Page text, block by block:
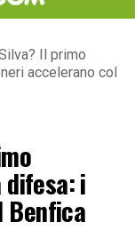
Il primo
accelerano col
i
Benfica